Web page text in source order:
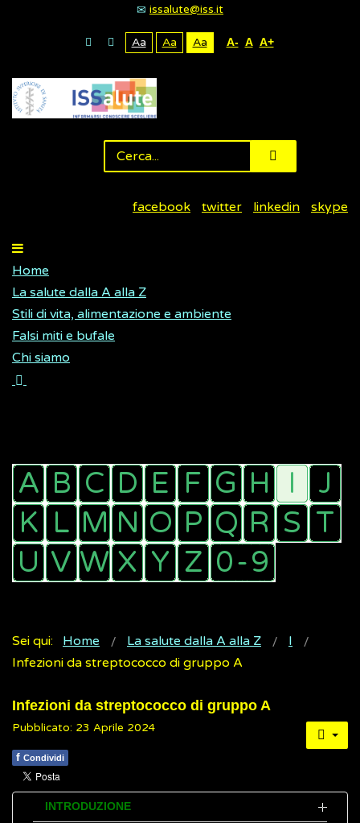
issalute@iss.it
Aa Aa Aa A- A A+
facebook twitter linkedin skype
Home
La salute dalla A alla Z
Stili di vita, alimentazione e ambiente
Falsi miti e bufale
Chi siamo
Sei qui: Home La salute dalla A alla Z
I
Infezioni da streptococco di gruppo A
Infezioni da streptococco di gruppo A
Pubblicato: 23 Aprile 2024
f Condividi
INTRODUZIONE